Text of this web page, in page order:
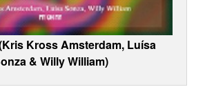
Kross Amsterdam, Luísa
& Willy William)